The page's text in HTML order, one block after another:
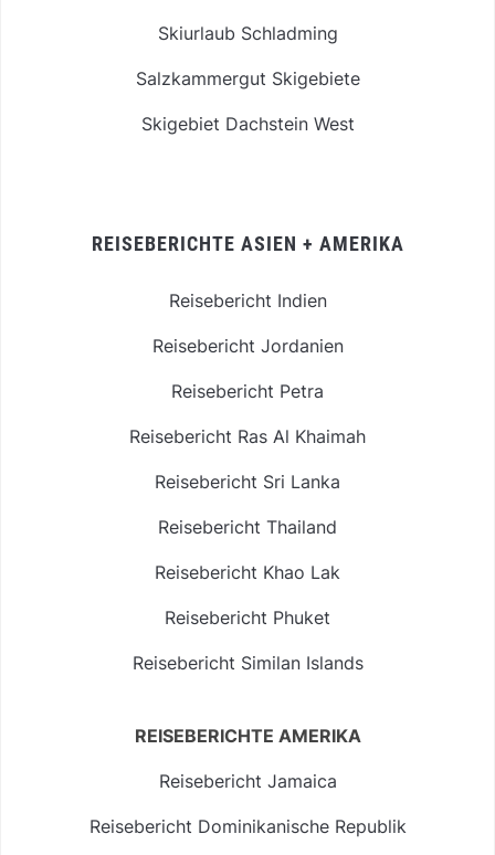
Skiurlaub Schladming
Salzkammergut Skigebiete
Skigebiet Dachstein West
REISEBERICHTE ASIEN + AMERIKA
Reisebericht Indien
Reisebericht Jordanien
Reisebericht Petra
Reisebericht Ras Al Khaimah
Reisebericht Sri Lanka
Reisebericht Thailand
Reisebericht Khao Lak
Reisebericht Phuket
Reisebericht Similan Islands
REISEBERICHTE AMERIKA
Reisebericht Jamaica
Reisebericht Dominikanische Republik